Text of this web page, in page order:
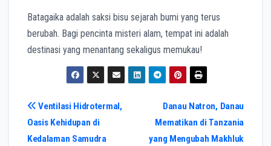
Batagaika adalah saksi bisu sejarah bumi yang terus
berubah. Bagi pencinta misteri alam, tempat ini adalah
destinasi yang menantang sekaligus memukau!
Post
navigation
Danau Natron, Danau
Mematikan di Tanzania
yang Mengubah Makhluk
Ventilasi Hidrotermal,
Oasis Kehidupan di
Kedalaman Samudra